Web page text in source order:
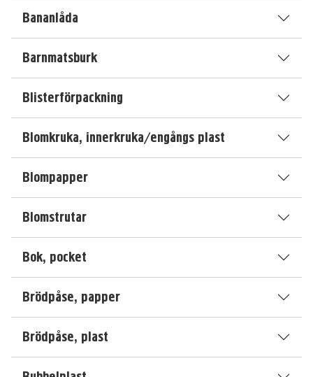
Bananlåda
Barnmatsburk
Blisterförpackning
Blomkruka, innerkruka/engångs plast
Blompapper
Blomstrutar
Bok, pocket
Brödpåse, papper
Brödpåse, plast